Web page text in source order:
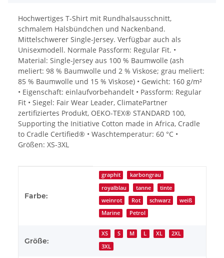
Hochwertiges T-Shirt mit Rundhalsausschnitt,
schmalem Halsbündchen und Nackenband.
Mittelschwerer Single-Jersey. Verfügbar auch als
Unisexmodell. Normale Passform: Regular Fit. •
Material: Single-Jersey aus 100 % Baumwolle (ash
meliert: 98 % Baumwolle und 2 % Viskose; grau meliert:
85 % Baumwolle und 15 % Viskose) • Gewicht: 160 g/m²
• Eigenschaft: einlaufvorbehandelt • Passform: Regular
Fit • Siegel: Fair Wear Leader, ClimatePartner
zertifiziertes Produkt, OEKO-TEX® STANDARD 100,
Supporting the Initiative Cotton made in Africa, Cradle
to Cradle Certified® • Waschtemperatur: 60 °C •
Größen: XS-3XL
Farbe:
graphit
karbongrau
royalblau
tanne
tinte
weinrot
Rot schwarz
weiß
Marine
Petrol
Größe:
XS S M L XL
2XL
3XL